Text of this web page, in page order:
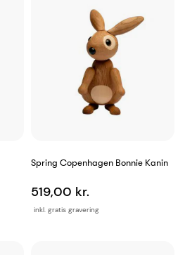
Spring Copenhagen Bonnie Kanin
inkl. gratis gravering
519,00 kr.